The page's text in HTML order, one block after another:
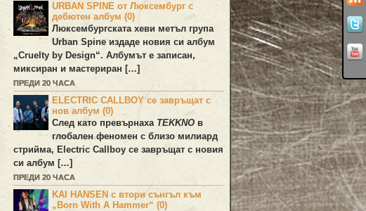
URBAN SPINE от Люксембург с
дебютен албум (0)
Люксембургската хеви метъл група
Urban Spineиздаде новия си албум
„Cruelty by Design“. Албумът е записан,
миксиран и мастериран […]
ПРЕДИ 20 ЧАСА
ELECTRIC CALLBOY се завръщат с
нов албум (0)
След като превърнаха TEKKNO в
глобален феномен с близо милиард
стрийма, Electric Callboy се завръщат с новия
си албум […]
ПРЕДИ 20 ЧАСА
KAI HANSEN с втори сънгъл към
„Born With A Hammer“ (0)